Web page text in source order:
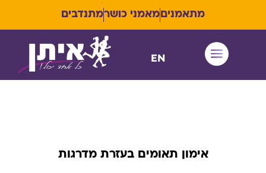
מתאמנים מאמני כושרמתנדבים
EN
אימון תאומים בעזרת מדרגות